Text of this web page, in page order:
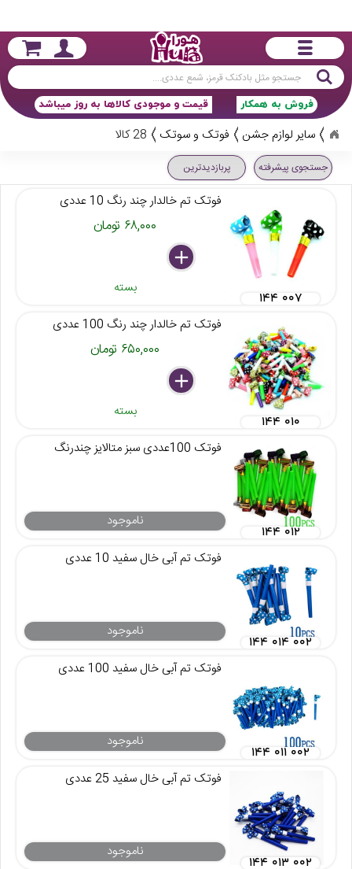
جستجو
قیمت و موجودی کالاها به روز میباشد فروش به همکار
سایر لوازم جشن فوتک و سوتک 28 کالا
جستجوی پیشرفته پربازدیدترین
فوتک تم خالدار چند رنگ 10 عددی
۶۸,۰۰۰ تومان
delete
remove
add
بسته
۱۴۴ ۰۰۷
فوتک تم خالدار چند رنگ 100 عددی
۶۵۰,۰۰۰ تومان
delete
remove
add
بسته
۱۴۴ ۰۱۰
فوتک 100عددی سبز متالایز چندرنگ
ناموجود
۱۴۴ ۰۱۲
فوتک تم آبی خال سفید 10 عددی
ناموجود
۱۴۴ ۰۱۴ ۰۰۲
فوتک تم آبی خال سفید 100 عددی
ناموجود
۱۴۴ ۰۱۱ ۰۰۲
فوتک تم آبی خال سفید 25 عددی
ناموجود
۱۴۴ ۰۱۳ ۰۰۲